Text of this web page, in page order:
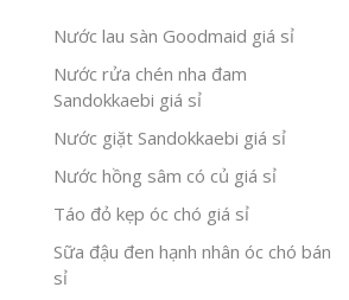
Nước lau sàn Goodmaid giá sỉ
Nước rửa chén nha đam
Sandokkaebi giá sỉ
Nước giặt Sandokkaebi giá sỉ
Nước hồng sâm có củ giá sỉ
Táo đỏ kẹp óc chó giá sỉ
Sữa đậu đen hạnh nhân óc chó bán
sỉ